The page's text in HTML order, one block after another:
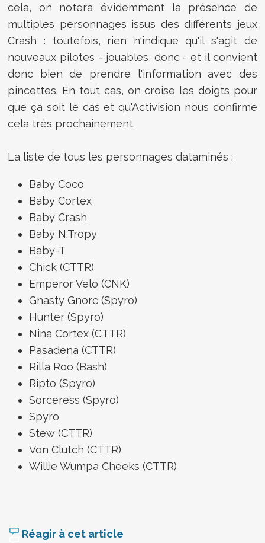
cela, on notera évidemment la présence de
multiples personnages issus des différents jeux
Crash : toutefois, rien n'indique qu'il s'agit de
nouveaux pilotes - jouables, donc - et il convient
donc bien de prendre l'information avec des
pincettes. En tout cas, on croise les doigts pour
que ça soit le cas et qu'Activision nous confirme
cela très prochainement.
La liste de tous les personnages dataminés :
Baby Coco
Baby Cortex
Baby Crash
Baby N.Tropy
Baby-T
Chick (CTTR)
Emperor Velo (CNK)
Gnasty Gnorc (Spyro)
Hunter (Spyro)
Nina Cortex (CTTR)
Pasadena (CTTR)
Rilla Roo (Bash)
Ripto (Spyro)
Sorceress (Spyro)
Spyro
Stew (CTTR)
Von Clutch (CTTR)
Willie Wumpa Cheeks (CTTR)
Réagir à cet article